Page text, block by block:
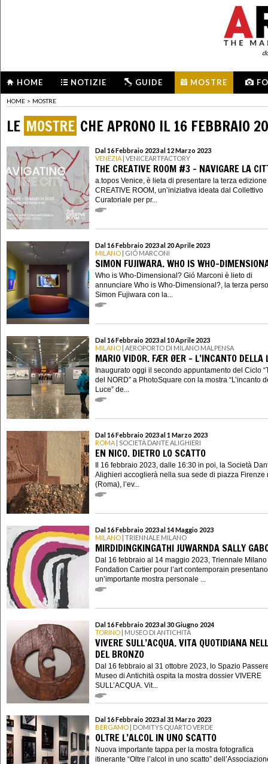
HOME NOTIZIE GUIDE MOSTRE
HOME > MOSTRE
LE MOSTRE CHE APRONO IL 16 FEBBRAIO
Dal 16 Febbraio 2023 al 12 Marzo 2023
VENEZIA | VENICEARTFACTORY
THE CREATIVE ROOM #3 - NAVIGARE LA
a.topos Venice, è lieta di presentare la terza
CREATIVE ROOM, un’iniziativa ideata dal Collettivo
Curatoriale per pr...
Dal 16 Febbraio 2023 al 20 Aprile 2023
MILANO | GIÓ MARCONI
SIMON FUJIWARA. WHO IS WHO-
Who is Who-Dimensional? Gió Marconi è lieto di
annunciare Who is Who-Dimensional?, la terza
Simon Fujiwara con la...
Dal 16 Febbraio 2023 al 10 Aprile 2023
MILANO | AEROPORTO DI MILANO MALPENSA
MARIO VIDOR. FÆR ØER - L’INCANTO DELLA
Inaugurato oggi il secondo appuntamento del Ciclo
del NORD” a PhotoSquare con la mostra “L’incanto
Luce” de...
Dal 16 Febbraio 2023 al 1 Marzo 2023
ROMA | SOCIETÀ DANTE ALIGHIERI
EN NICO. DIETRO LO SCATTO
Il 16 febbraio 2023, dalle 16:30 in poi, la Società
Alighieri accoglierà nella sua sede di piazza Firenze
(Roma), l’ev...
Dal 16 Febbraio 2023 al 14 Maggio 2023
MILANO | TRIENNALE MILANO
MIRDIDINGKINGATHI JUWARNDA SALLY
Dal 16 febbraio al 14 maggio 2023, Triennale Milano
Fondation Cartier pour l’art contemporain presentano
un’importante mostra personale ...
Dal 16 Febbraio 2023 al 30 Giugno 2024
TORINO | MUSEO DI ANTICHITÀ
VIVERE SULL’ACQUA. VITA QUOTIDIANA
DEL BRONZO
Dal 16 febbraio al 31 ottobre 2023, lo Spazio
Museo di Antichità ospita la mostra dossier VIVERE
SULL’ACQUA. Vit...
Dal 16 Febbraio 2023 al 31 Marzo 2023
BERGAMO | DOMITYS QUARTO VERDE
OLTRE L’ALCOL IN UNO SCATTO
Nuova importante tappa per la mostra fotografica
itinerante “Oltre l’alcol in uno scatto”